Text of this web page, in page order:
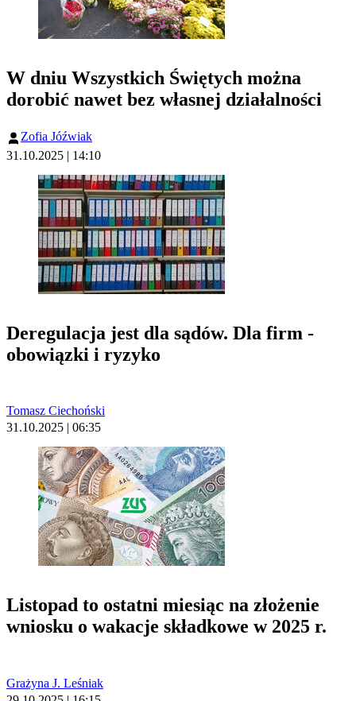
W dniu Wszystkich Świętych można
dorobić nawet bez własnej działalności
Zofia Jóźwiak
31.10.2025 | 14:10
Deregulacja jest dla sądów. Dla firm -
obowiązki i ryzyko
Tomasz Ciechoński
31.10.2025 | 06:35
Listopad to ostatni miesiąc na złożenie
wniosku o wakacje składkowe w 2025 r.
Grażyna J. Leśniak